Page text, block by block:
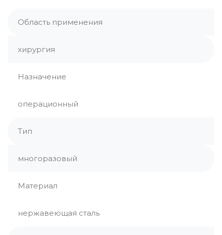
Область применения
хирургия
Назначение
операционный
Тип
многоразовый
Материал
нержавеющая сталь